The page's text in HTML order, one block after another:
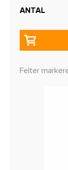
ANTAL
Felter